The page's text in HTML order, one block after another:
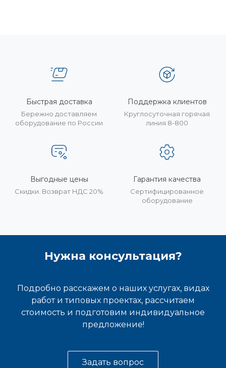
Быстрая доставка
Бережно доставляем
оборудование по России
Поддержка клиентов
Круглосуточная горячая
линия 8-800
Выгодные цены
Скидки. Возврат НДС 20%
Гарантия качества
Сертифицированное
оборудование
Нужна консультация?
Подробно расскажем о наших услугах, видах
работ и типовых проектах, рассчитаем
стоимость и подготовим индивидуальное
предложение!
Задать вопрос